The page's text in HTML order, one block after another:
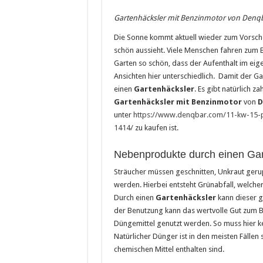
Saunakabine – eine
Masken bedrucken lassen
Tattoo-Entfernung wird immer
Gartenhäcksler mit Benzinmotor von
Die Sonne kommt aktuell wieder zum
schön aussieht. Viele Menschen fahren
Garten so schön, dass der Aufenthalt im
Ansichten hier unterschiedlich. Damit der
einen Gartenhäcksler. Es gibt natürlich
Gartenhäcksler mit Benzinmotor von
unter https://www.denqbar.com/11-kw-
1414/zu kaufen ist.
Nebenprodukte durch einen
Sträucher müssen geschnitten, Unkraut
werden. Hierbei entsteht Grünabfall,
Durch einen Gartenhäcksler kann dieser
der Benutzung kann das wertvolle Gut
Düngemittel genutzt werden. So muss hier
Natürlicher Dünger ist in den meisten
chemischen Mittel enthalten sind.